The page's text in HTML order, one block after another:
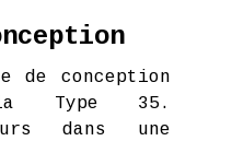
de conception
Type 35.
dans une